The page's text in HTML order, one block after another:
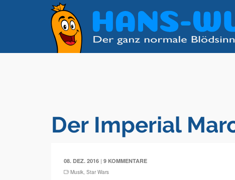
Der Imperial
08. DEZ. 2016 | 9 KOMMENTARE
Musik, Star Wars